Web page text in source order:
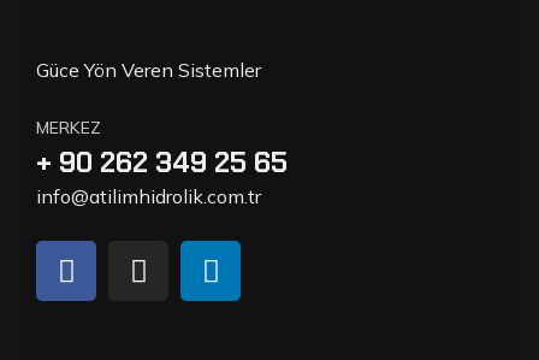
Güce Yön Veren Sistemler
MERKEZ
+ 90 262 349 25 65
info@atilimhidrolik.com.tr